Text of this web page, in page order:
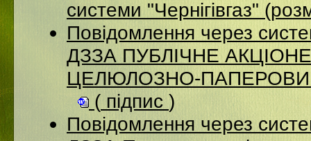
системи "Чернігівгаз"
Повідомлення через
ДЗЗА ПУБЛІЧНЕ
ЦЕЛЮЛОЗНО-ПАПЕРОВИЙ
( підпис )
Повідомлення через